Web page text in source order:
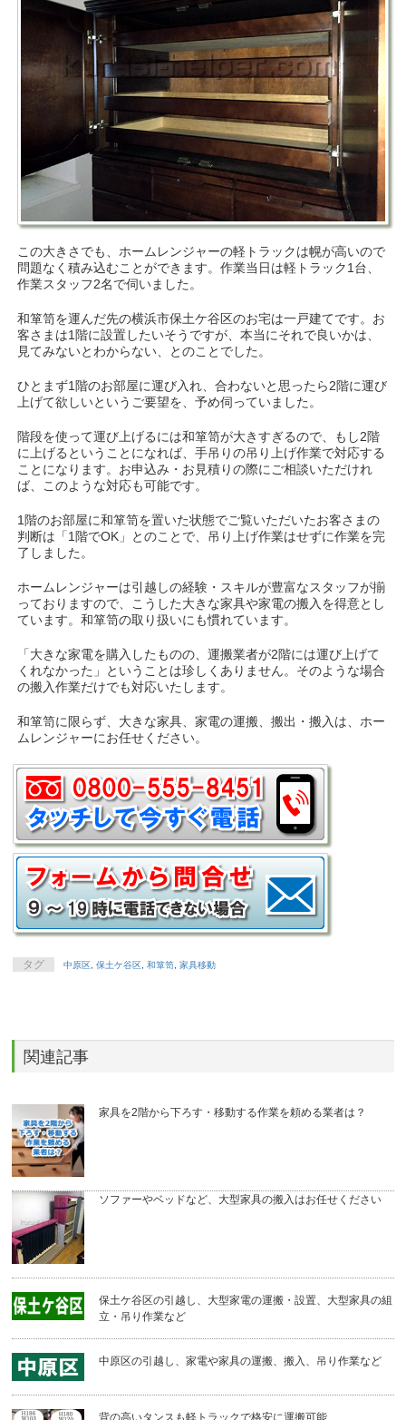
この大きさでも、ホームレンジャーの軽トラックは幌が高いので
問題なく積み込むことができます。作業当日は軽トラック1台、
作業スタッフ2名で伺いました。
和箪笥を運んだ先の横浜市保土ケ谷区のお宅は一戸建てです。お
客さまは1階に設置したいそうですが、本当にそれで良いかは、
見てみないとわからない、とのことでした。
ひとまず1階のお部屋に運び入れ、合わないと思ったら2階に運び
上げて欲しいというご要望を、予め伺っていました。
階段を使って運び上げるには和箪笥が大きすぎるので、もし2階
に上げるということになれば、手吊りの吊り上げ作業で対応する
ことになります。お申込み・お見積りの際にご相談いただけれ
ば、このような対応も可能です。
1階のお部屋に和箪笥を置いた状態でご覧いただいたお客さまの
判断は「1階でOK」とのことで、吊り上げ作業はせずに作業を完
了しました。
ホームレンジャーは引越しの経験・スキルが豊富なスタッフが揃
っておりますので、こうした大きな家具や家電の搬入を得意とし
ています。和箪笥の取り扱いにも慣れています。
「大きな家電を購入したものの、運搬業者が2階には運び上げて
くれなかった」ということは珍しくありません。そのような場合
の搬入作業だけでも対応いたします。
和箪笥に限らず、大きな家具、家電の運搬、搬出・搬入は、ホー
ムレンジャーにお任せください。
タグ 中原区 ,保土ケ谷区 ,和箪笥 ,家具移動
関連記事
家具を2階から下ろす・移動する作業を頼める業者は？
ソファーやベッドなど、大型家具の搬入はお任せください
保土ケ谷区の引越し、大型家電の運搬・設置、大型家具の組
立・吊り作業など
中原区の引越し、家電や家具の運搬、搬入、吊り作業など